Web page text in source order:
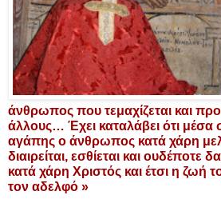
άνθρωπος που τεμαχίζεται και
άλλους… Έχει καταλάβει ότι μέσα
αγάπης ο άνθρωπος κατά χάρη
διαιρείται, εσθίεται και ουδέποτε
κατά χάρη Χριστός και έτσι η ζωή
τον αδελφό »